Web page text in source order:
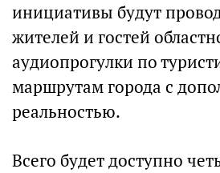
инициативы будут
жителей и гостей
аудиопрогулки по
маршрутам города с
реальностью.
Всего будет доступно